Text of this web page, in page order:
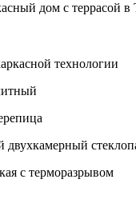
дом с террасой в
технологии
двухкамерный
с терморазрывом